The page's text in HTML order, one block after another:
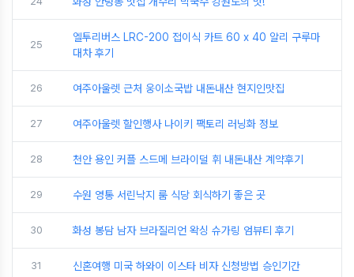
25
엘투리버스 LRC-200 접이식 카트 60 x 40 알리 구루마
대차 후기
26 여주아울렛 근처 웅이소국밥 내돈내산 현지인맛집
27 여주아울렛 할인행사 나이키 팩토리 러닝화 정보
28 천안 용인 커플 스드메 브라이덜 휘 내돈내산 계약후기
29 수원 영통 서린낙지 룸 식당 회식하기 좋은 곳
30 화성 봉담 남자 브라질리언 왁싱 슈가링 엄뷰티 후기
31 신혼여행 미국 하와이 이스타 비자 신청방법 승인기간